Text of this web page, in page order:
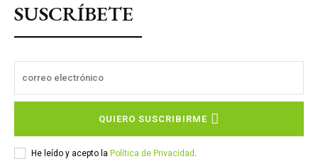
SUSCRÍBETE
QUIERO SUSCRIBIRME
He leído y acepto la Política de Privacidad